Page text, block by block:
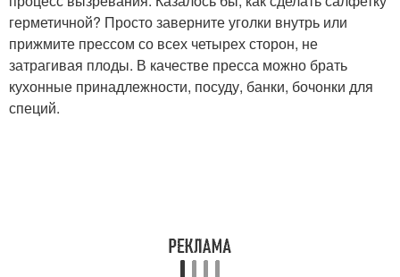
герметичной? Просто заверните уголки внутрь или
прижмите прессом со всех четырех сторон, не
затрагивая плоды. В качестве пресса можно брать
кухонные принадлежности, посуду, банки, бочонки для
специй.